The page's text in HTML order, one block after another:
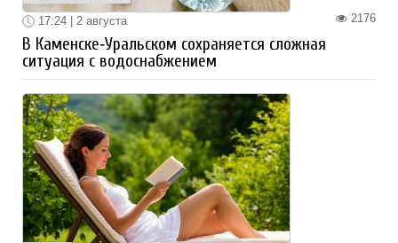
2176
17:24 | 2 августа
В Каменске‑Уральском сохраняется сложная
ситуация с водоснабжением